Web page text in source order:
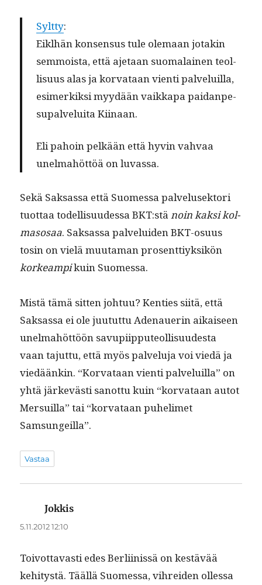
Sylt­ty:
Eikl­hän kon­sen­sus tule ole­maan jotakin
sem­moista, että aje­taan suo­ma­lainen teol­
lisu­us alas ja kor­vataan vien­ti palveluil­la,
esimerkik­si myy­dään vaikka­pa paidan­pe­
su­palvelui­ta Kiinaan.
Eli pahoin pelkään että hyvin vah­vaa
unelmahöt­töä on luvassa.
Sekä Sak­sas­sa että Suomes­sa palvelusek­tori
tuot­taa todel­lisu­udessa BKT:stänoin kak­si kol­
ma­sosaa. Sak­sas­sa palvelu­iden BKT-osu­us
tosin on vielä muu­ta­man pros­ent­tiyk­sikön
korkeampikuin Suomessa.
Mis­tä tämä sit­ten johtuu? Ken­ties siitä, että
Sak­sas­sa ei ole juu­tut­tu Ade­nauerin aikaiseen
unelmahöt­töön savupi­ip­pute­ol­lisu­ud­es­ta
vaan tajut­tu, että myös palvelu­ja voi viedä ja
viedäänkin. “Kor­vataan vien­ti palveluil­la” on
yhtä järkevästi san­ot­tu kuin “kor­vataan autot
Mer­suil­la” tai “kor­vataan puhe­limet
Samsungeilla”.
Vastaa
Jokkis
5.11.2012 12:10
Toiv­ot­tavasti edes Berli­inis­sä on kestävää
kehi­tys­tä. Tääl­lä Suomes­sa, vihrei­den ollessa